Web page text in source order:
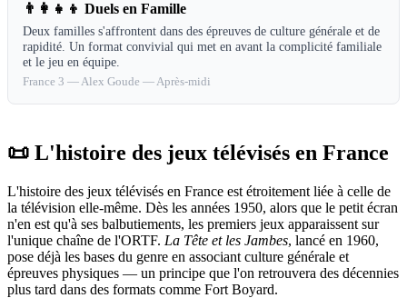
👨‍👩‍👧‍👦 Duels en Famille
Deux familles s'affrontent dans des épreuves de culture générale et de
rapidité. Un format convivial qui met en avant la complicité familiale
et le jeu en équipe.
France 3 — Alex Goude — Après-midi
📜 L'histoire des jeux télévisés en France
L'histoire des jeux télévisés en France est étroitement liée à celle de
la télévision elle-même. Dès les années 1950, alors que le petit écran
n'en est qu'à ses balbutiements, les premiers jeux apparaissent sur
l'unique chaîne de l'ORTF. La Tête et les Jambes, lancé en 1960,
pose déjà les bases du genre en associant culture générale et
épreuves physiques — un principe que l'on retrouvera des décennies
plus tard dans des formats comme Fort Boyard.